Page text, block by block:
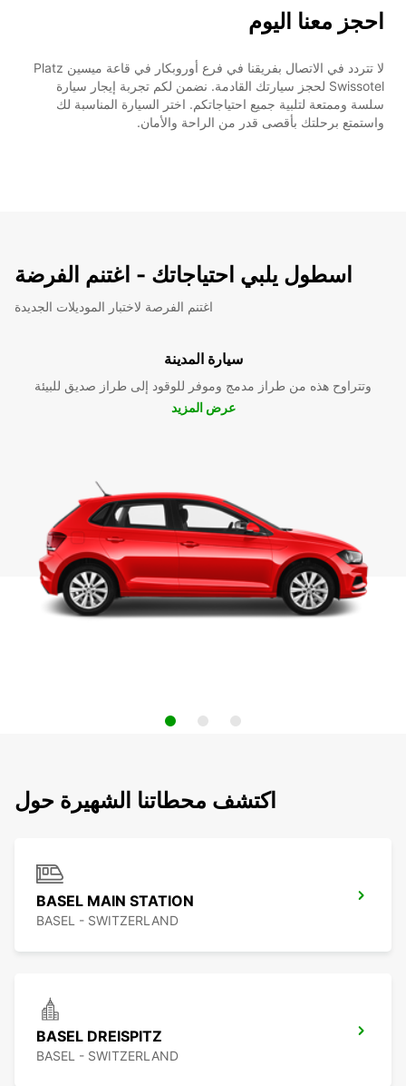
احجز معنا اليوم
لا تتردد في الاتصال بفريقنا في فرع أوروبكار في قاعة ميسين Platz
Swissotel لحجز سيارتك القادمة. نضمن لكم تجربة إيجار سيارة
سلسة وممتعة لتلبية جميع احتياجاتكم. اختر السيارة المناسبة لك
واستمتع برحلتك بأقصى قدر من الراحة والأمان.
اسطول يلبي احتياجاتك - اغتنم الفرضة
اغتنم الفرصة لاختبار الموديلات الجديدة
سيارة المدينة
وتتراوح هذه من طراز مدمج وموفر للوقود إلى طراز صديق للبيئة
عرض المزيد
اكتشف محطاتنا الشهيرة حول
BASEL MAIN STATION
BASEL - SWITZERLAND
BASEL DREISPITZ
BASEL - SWITZERLAND